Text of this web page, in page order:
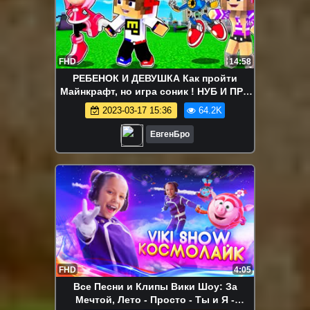
FHD 14:58
РЕБЕНОК И ДЕВУШКА Как пройти
Майнкрафт, но игра соник ! НУБ И ПРО
ВИДЕО MINECRAFT
2023-03-17 15:36 64.2K
ЕвгенБро
FHD 4:05
Все Песни и Клипы Вики Шоу: За
Мечтой, Лето - Просто - Ты и Я -